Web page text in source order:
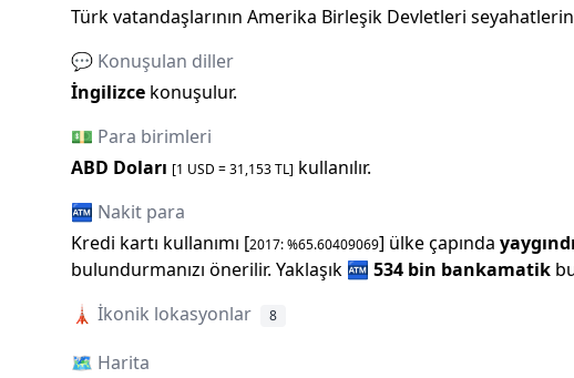
Türk vatandaşlarının Amerika Birleşik Devletleri
💬 Konuşulan diller
İngilizce konuşulur.
💵 Para birimleri
ABD Doları [1 USD =31,153TL] kullanılır.
🏧 Nakit para
Kredi kartı kullanımı [2017: %65.60409069] ülke çapında
bulundurmanızı önerilir. Yaklaşık 🏧 534 bin bankamatik
🗼 İkonik lokasyonlar 8
🗺️ Harita